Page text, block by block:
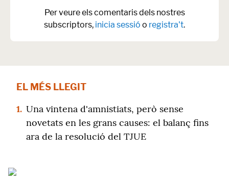
Per veure els comentaris dels nostres
subscriptors, inicia sessió o registra't.
EL MÉS LLEGIT
1. Una vintena d'amnistiats, però sense
novetats en les grans causes: el balanç fins
ara de la resolució del TJUE